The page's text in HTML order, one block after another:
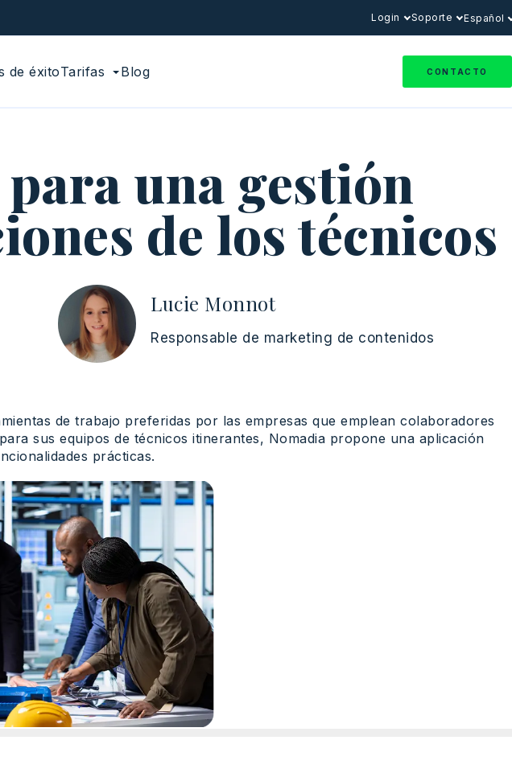
Login Soporte Español
de éxitoTarifas Blog CONTACTO
una gestión
de los técnicos
Lucie Monnot
Responsable de marketing de contenidos
de trabajo preferidas por las empresas que emplean colaboradores
sus equipos de técnicos itinerantes, Nomadia propone una aplicación
prácticas.